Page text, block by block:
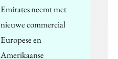
Emirates neemt met
nieuwe commercial
Europese en
Amerikaanse